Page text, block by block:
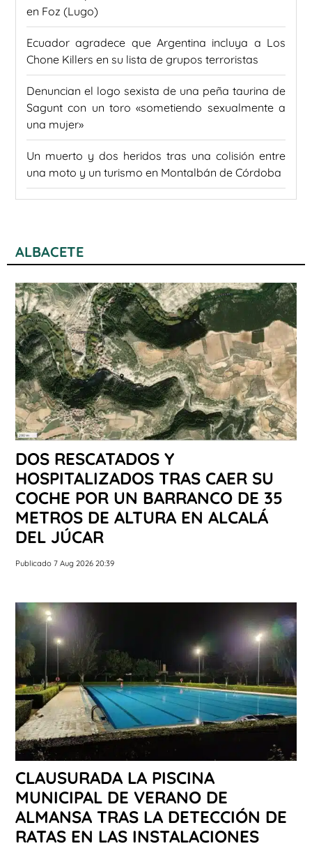
en Foz (Lugo)
Ecuador agradece que Argentina incluya a Los
Chone Killers en su lista de grupos terroristas
Denuncian el logo sexista de una peña taurina de
Sagunt con un toro «sometiendo sexualmente a
una mujer»
Un muerto y dos heridos tras una colisión entre
una moto y un turismo en Montalbán de Córdoba
ALBACETE
DOS RESCATADOS Y
HOSPITALIZADOS TRAS CAER SU
COCHE POR UN BARRANCO DE 35
METROS DE ALTURA EN ALCALÁ
DEL JÚCAR
Publicado 7 Aug 2026 20:39
CLAUSURADA LA PISCINA
MUNICIPAL DE VERANO DE
ALMANSA TRAS LA DETECCIÓN DE
RATAS EN LAS INSTALACIONES